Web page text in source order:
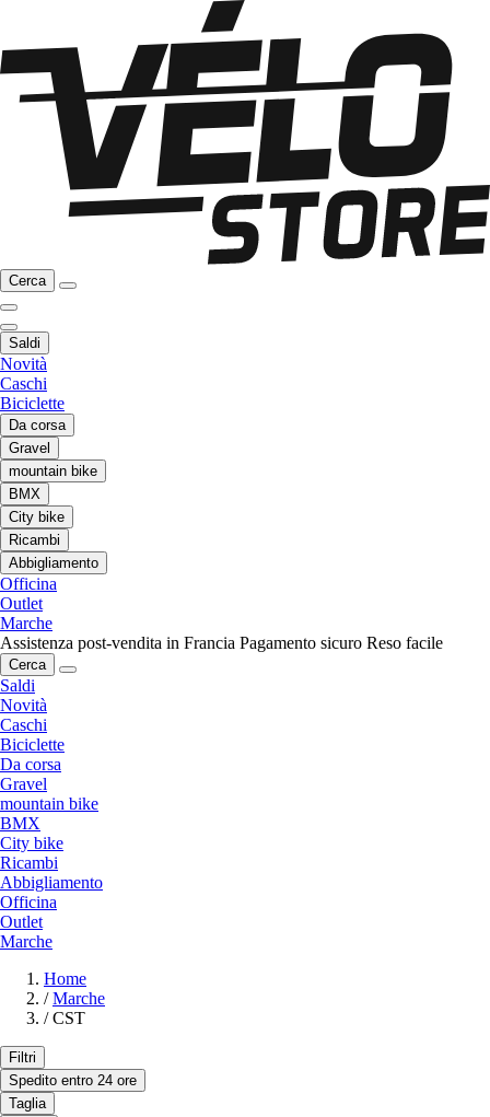
Cerca
Saldi
Novità
Caschi
Biciclette
Da corsa
Gravel
mountain bike
BMX
City bike
Ricambi
Abbigliamento
Officina
Outlet
Marche
Assistenza post-vendita in Francia Pagamento sicuro Reso facile
Cerca
Saldi
Novità
Caschi
Biciclette
Da corsa
Gravel
mountain bike
BMX
City bike
Ricambi
Abbigliamento
Officina
Outlet
Marche
Home
/ Marche
/ CST
Filtri
Spedito entro 24 ore
Taglia